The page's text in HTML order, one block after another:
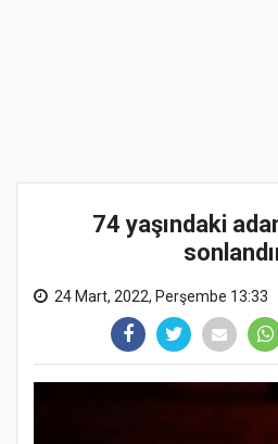
74 yaşındaki
24 Mart, 2022, Perşembe 13:33